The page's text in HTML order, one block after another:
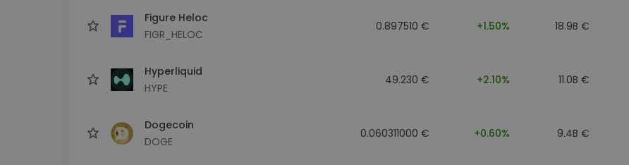
Figure Heloc
FIGR_HELOC
0.897510 € +1.50% 18.9B €
Hyperliquid
HYPE
49.230 € +2.10% 11.0B €
Dogecoin
DOGE
0.060311000 € +0.60% 9.4B €